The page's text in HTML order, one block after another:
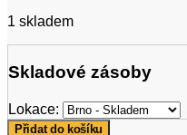
1 skladem
Skladové zásoby
Lokace:
Uhlíky
Přidat do košíku